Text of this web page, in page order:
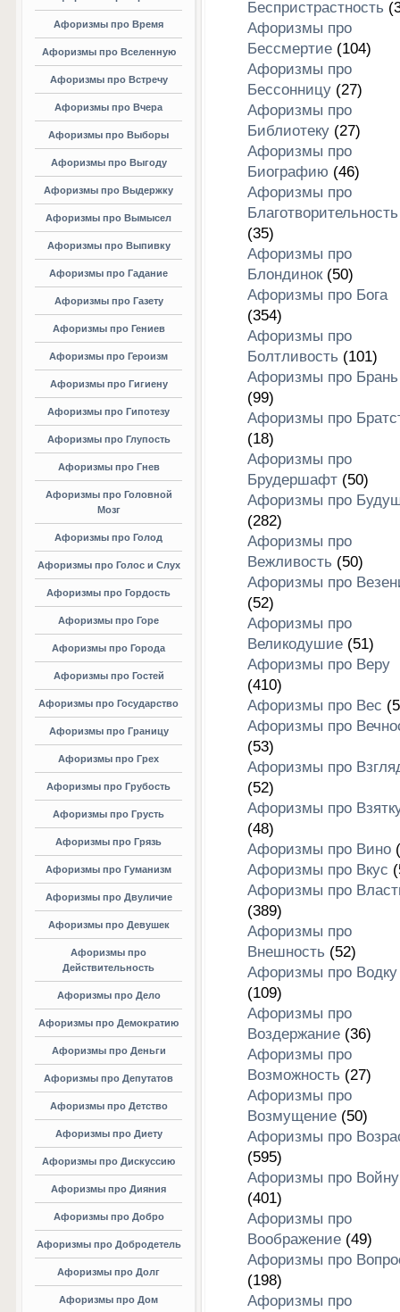
Афоризмы про Время
Афоризмы про Вселенную
Афоризмы про Встречу
Афоризмы про Вчера
Афоризмы про Выборы
Афоризмы про Выгоду
Афоризмы про Выдержку
Афоризмы про Вымысел
Афоризмы про Выпивку
Афоризмы про Гадание
Афоризмы про Газету
Афоризмы про Гениев
Афоризмы про Героизм
Афоризмы про Гигиену
Афоризмы про Гипотезу
Афоризмы про Глупость
Афоризмы про Гнев
Афоризмы про Головной
Мозг
Афоризмы про Голод
Афоризмы про Голос и Слух
Афоризмы про Гордость
Афоризмы про Горе
Афоризмы про Города
Афоризмы про Гостей
Афоризмы про Государство
Афоризмы про Границу
Афоризмы про Грех
Афоризмы про Грубость
Афоризмы про Грусть
Афоризмы про Грязь
Афоризмы про Гуманизм
Афоризмы про Двуличие
Афоризмы про Девушек
Афоризмы про
Действительность
Афоризмы про Дело
Афоризмы про Демократию
Афоризмы про Деньги
Афоризмы про Депутатов
Афоризмы про Детство
Афоризмы про Диету
Афоризмы про Дискуссию
Афоризмы про Дияния
Афоризмы про Добро
Афоризмы про Добродетель
Афоризмы про Долг
Афоризмы про Дом
Беспристрастность
Афоризмы про
Бессмертие(104)
Афоризмы про
Бессонницу(27)
Афоризмы про
Библиотеку(27)
Афоризмы про
Биографию (46)
Афоризмы про
Благотворительность
(35)
Афоризмы про
Блондинок(50)
Афоризмы про Бога
(354)
Афоризмы про
Болтливость (101)
Афоризмы про Брань
(99)
Афоризмы про
(18)
Афоризмы про
Брудершафт(50)
Афоризмы про
(282)
Афоризмы про
Вежливость (50)
Афоризмы про
(52)
Афоризмы про
Великодушие(51)
Афоризмы про Веру
(410)
Афоризмы про Вес
Афоризмы про
(53)
Афоризмы про
(52)
Афоризмы про
(48)
Афоризмы про Вино
Афоризмы про Вкус
Афоризмы про
(389)
Афоризмы про
Внешность (52)
Афоризмы про Водку
(109)
Афоризмы про
Воздержание(36)
Афоризмы про
Возможность (27)
Афоризмы про
Возмущение(50)
Афоризмы про
(595)
Афоризмы про Войну
(401)
Афоризмы про
Воображение(49)
Афоризмы про
(198)
Афоризмы про